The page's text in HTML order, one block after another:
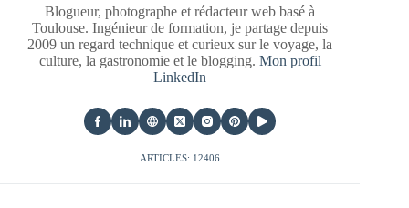
Blogueur, photographe et rédacteur web basé à
Toulouse. Ingénieur de formation, je partage depuis
2009 un regard technique et curieux sur le voyage, la
culture, la gastronomie et le blogging. Mon profil
LinkedIn
ARTICLES: 12406